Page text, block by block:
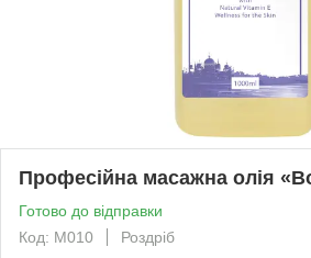
Професійна масажна олія
Готово до відправки
Код: М010
Роздріб